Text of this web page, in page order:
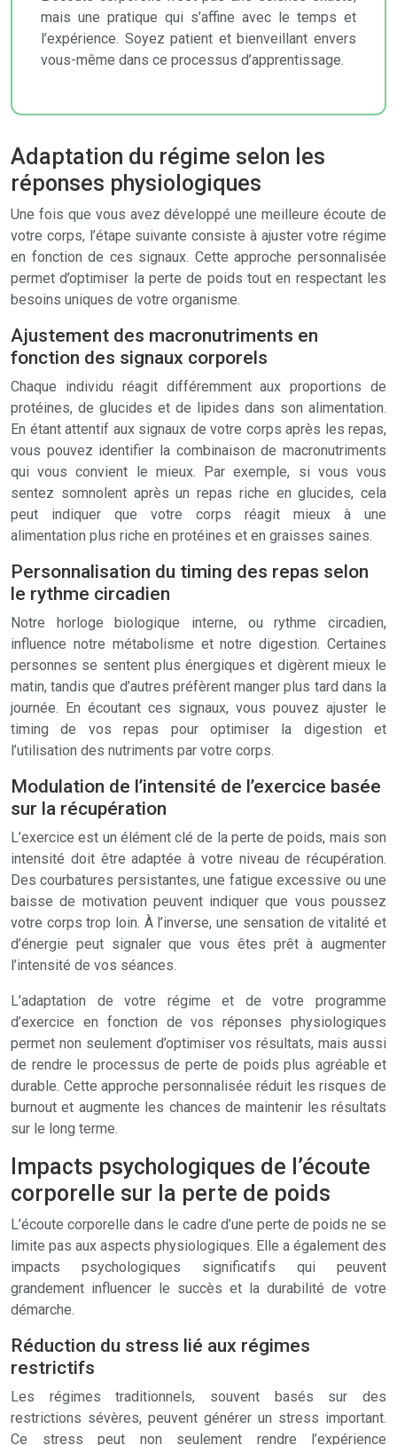
mais une pratique qui s’affine avec le temps et
l’expérience. Soyez patient et bienveillant envers
vous-même dans ce processus d’apprentissage.
Adaptation du régime selon les
réponses physiologiques
Une fois que vous avez développé une meilleure écoute de
votre corps, l’étape suivante consiste à ajuster votre régime
en fonction de ces signaux. Cette approche personnalisée
permet d’optimiser la perte de poids tout en respectant les
besoins uniques de votre organisme.
Ajustement des macronutriments en
fonction des signaux corporels
Chaque individu réagit différemment aux proportions de
protéines, de glucides et de lipides dans son alimentation.
En étant attentif aux signaux de votre corps après les repas,
vous pouvez identifier la combinaison de macronutriments
qui vous convient le mieux. Par exemple, si vous vous
sentez somnolent après un repas riche en glucides, cela
peut indiquer que votre corps réagit mieux à une
alimentation plus riche en protéines et en graisses saines.
Personnalisation du timing des repas selon
le rythme circadien
Notre horloge biologique interne, ou rythme circadien,
influence notre métabolisme et notre digestion. Certaines
personnes se sentent plus énergiques et digèrent mieux le
matin, tandis que d’autres préfèrent manger plus tard dans la
journée. En écoutant ces signaux, vous pouvez ajuster le
timing de vos repas pour optimiser la digestion et
l’utilisation des nutriments par votre corps.
Modulation de l’intensité de l’exercice basée
sur la récupération
L’exercice est un élément clé de la perte de poids, mais son
intensité doit être adaptée à votre niveau de récupération.
Des courbatures persistantes, une fatigue excessive ou une
baisse de motivation peuvent indiquer que vous poussez
votre corps trop loin. À l’inverse, une sensation de vitalité et
d’énergie peut signaler que vous êtes prêt à augmenter
l’intensité de vos séances.
L’adaptation de votre régime et de votre programme
d’exercice en fonction de vos réponses physiologiques
permet non seulement d’optimiser vos résultats, mais aussi
de rendre le processus de perte de poids plus agréable et
durable. Cette approche personnalisée réduit les risques de
burnout et augmente les chances de maintenir les résultats
sur le long terme.
Impacts psychologiques de l’écoute
corporelle sur la perte de poids
L’écoute corporelle dans le cadre d’une perte de poids ne se
limite pas aux aspects physiologiques. Elle a également des
impacts psychologiques significatifs qui peuvent
grandement influencer le succès et la durabilité de votre
démarche.
Réduction du stress lié aux régimes
restrictifs
Les régimes traditionnels, souvent basés sur des
restrictions sévères, peuvent générer un stress important.
Ce stress peut non seulement rendre l’expérience